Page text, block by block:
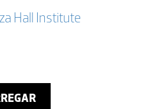
Hall Institute